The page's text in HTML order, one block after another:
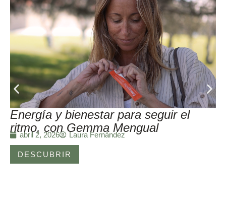
Energía y bienestar para seguir el
ritmo, con Gemma Mengual
abril 2, 2026 Laura Fernández
DESCUBRIR